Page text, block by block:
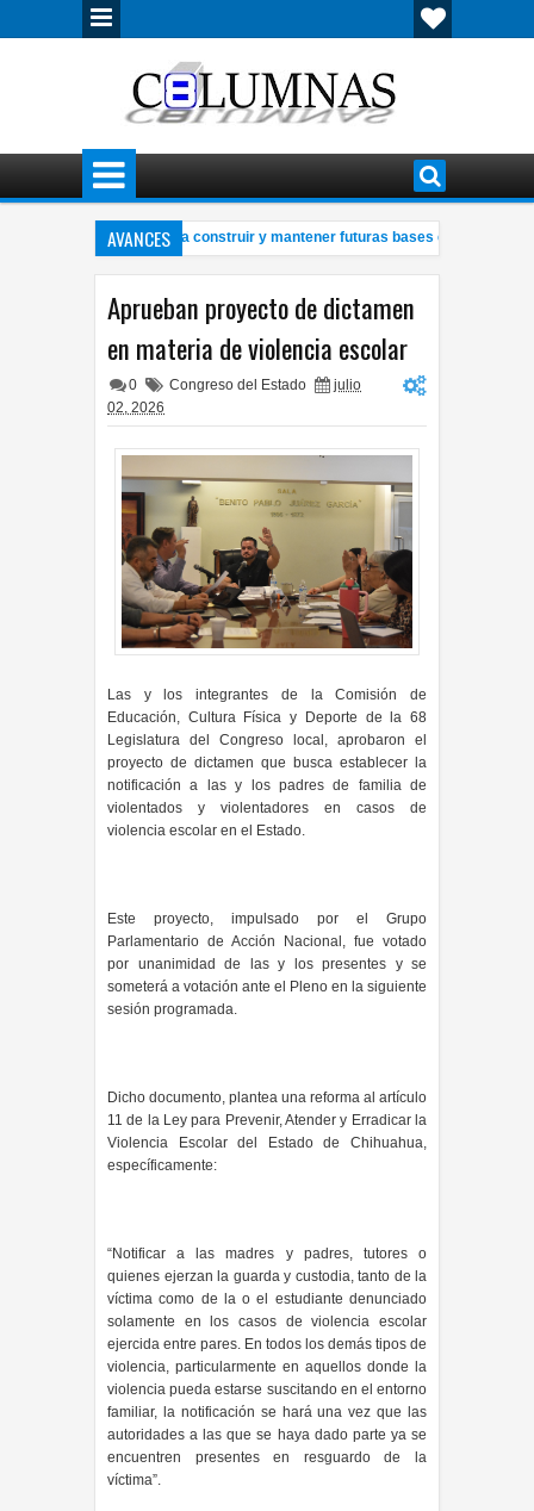
AVANCES
logística será clave para construir y mantener futuras bases en la Luna
Aprueban proyecto de dictamen
en materia de violencia escolar
0 Congreso del Estado
julio
02, 2026
Las y los integrantes de la Comisión de
Educación, Cultura Física y Deporte de la 68
Legislatura del Congreso local, aprobaron el
proyecto de dictamen que busca establecer la
notificación a las y los padres de familia de
violentados y violentadores en casos de
violencia escolar en el Estado.
Este proyecto, impulsado por el Grupo
Parlamentario de Acción Nacional, fue votado
por unanimidad de las y los presentes y se
someterá a votación ante el Pleno en la siguiente
sesión programada.
Dicho documento, plantea una reforma al artículo
11 de la Ley para Prevenir, Atender y Erradicar la
Violencia Escolar del Estado de Chihuahua,
específicamente:
“Notificar a las madres y padres, tutores o
quienes ejerzan la guarda y custodia, tanto de la
víctima como de la o el estudiante denunciado
solamente en los casos de violencia escolar
ejercida entre pares. En todos los demás tipos de
violencia, particularmente en aquellos donde la
violencia pueda estarse suscitando en el entorno
familiar, la notificación se hará una vez que las
autoridades a las que se haya dado parte ya se
encuentren presentes en resguardo de la
víctima”.